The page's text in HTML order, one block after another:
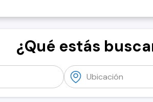
¿Qué estás